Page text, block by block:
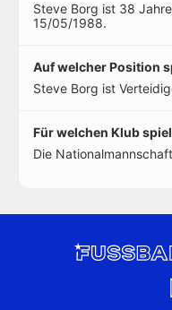
Steve Borg ist 38
15/05/1988.
Auf welcher Position
Steve Borg ist
Für welchen Klub
Die